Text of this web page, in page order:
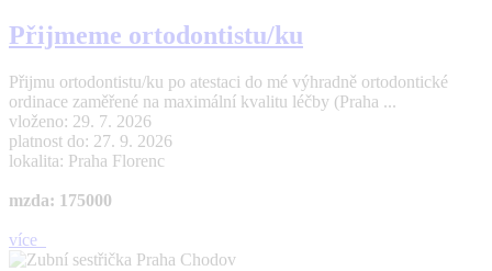
Přijmeme ortodontistu/ku
Přijmu ortodontistu/ku po atestaci do mé výhradně ortodontické
ordinace zaměřené na maximální kvalitu léčby (Praha ...
vloženo: 29. 7. 2026
platnost do: 27. 9. 2026
lokalita: Praha Florenc
mzda: 175000
více